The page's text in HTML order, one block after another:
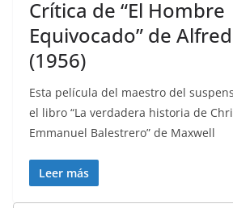
Crítica de “El Hombre
Equivocado” de
(1956)
Esta película del maestro del
el libro “La verdadera historia de
Emmanuel Balestrero” de Maxwell
Leer más